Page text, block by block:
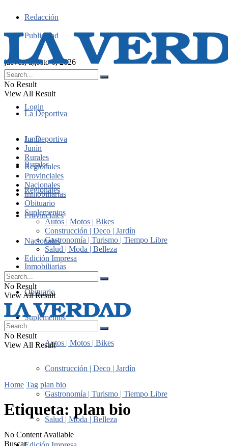
Redacción
Publicidad
jueves, agosto 6, 2026
Login
No Result
View All Result
La Deportiva
Junín
Rurales
Regionales
Provinciales
Nacionales
Inmobiliarias
Obituario
Suplementos
Autos | Motos | Bikes
Construcción | Deco | Jardín
Gastronomía | Turismo | Tiempo Libre
Salud | Moda | Belleza
La Deportiva
Junín
Rurales
Regionales
Provinciales
Nacionales
Inmobiliarias
Obituario
Suplementos
Autos | Motos | Bikes
Construcción | Deco | Jardín
Gastronomía | Turismo | Tiempo Libre
Salud | Moda | Belleza
Edición Impresa
No Result
View All Result
No Result
View All Result
Home Tag plan bio
Etiqueta: plan bio
No Content Available
Buscar